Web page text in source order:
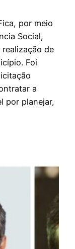
por meio
Social,
de
Foi
a
por planejar,